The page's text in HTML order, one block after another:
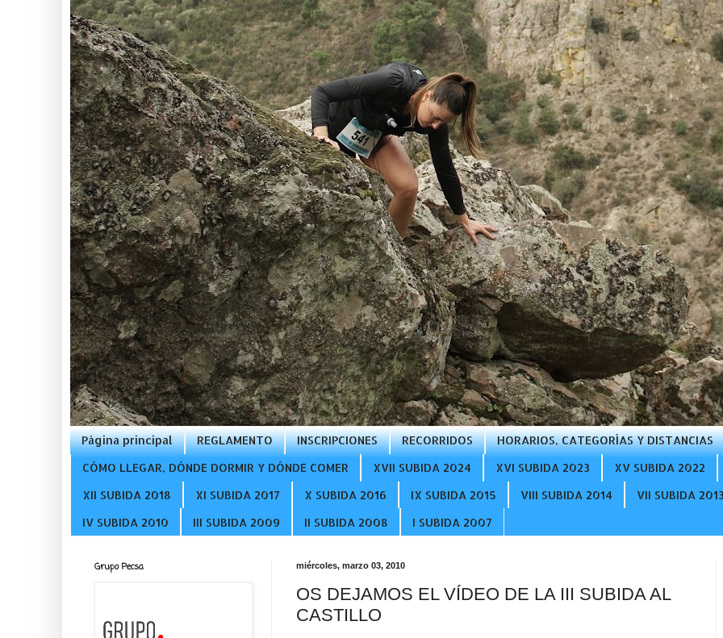
Página principal REGLAMENTO INSCRIPCIONES RECORRIDOS HORARIOS, CATEGORÍAS Y DISTANCIAS
CÓMO LLEGAR, DÓNDE DORMIR Y DÓNDE COMER
XVII SUBIDA 2024 XVI SUBIDA 2023 XV SUBIDA 2022
XII SUBIDA 2018
XI SUBIDA 2017 X SUBIDA 2016 IX SUBIDA 2015 VIII SUBIDA 2014 VII SUBIDA 2013
IV SUBIDA 2010
III SUBIDA 2009 II SUBIDA 2008 I SUBIDA 2007
miércoles, marzo 03, 2010
OS DEJAMOS EL VÍDEO DE LA III SUBIDA AL
CASTILLO
Grupo Pecsa